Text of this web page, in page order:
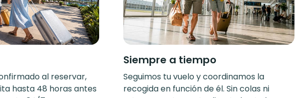
al reservar,
hasta 48 horas antes
Siempre a tiempo
Seguimos tu vuelo y coordinamos la
recogida en función de él. Sin colas ni